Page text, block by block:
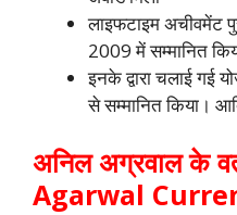
लाइफटाइम अचीवमेंट
2009 में सम्मानित
इनके द्वारा चलाई गई
से सम्मानित किया।
अनिल अग्रवाल के
Agarwal